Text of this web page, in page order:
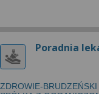
Poradnia
ZDROWIE-